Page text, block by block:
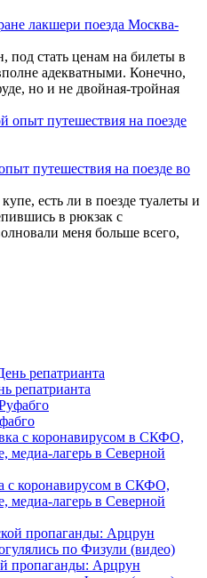
лакшери поезда Москва-
стать ценам на билеты в
адекватными. Конечно,
но и не двойная-тройная
путешествия на поезде во
есть ли в поезде туалеты и
в рюкзак с
меня больше всего,
репатрианта
с коронавирусом в СКФО,
медиа-лагерь в Северной
пропаганды: Арцрун